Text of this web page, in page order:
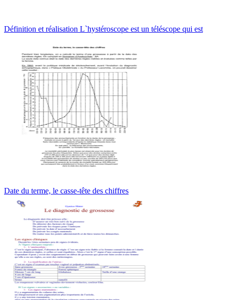
Définition et réalisation L`hystéroscope est un téléscope qui est
Date du terme, le casse-tête des chiffres